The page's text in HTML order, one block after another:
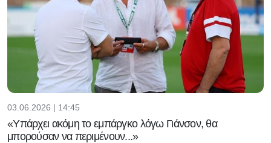
03.06.2026 | 14:45
«Υπάρχει ακόμη το εμπάργκο λόγω Γιάνσον, θα
μπορούσαν να περιμένουν...»